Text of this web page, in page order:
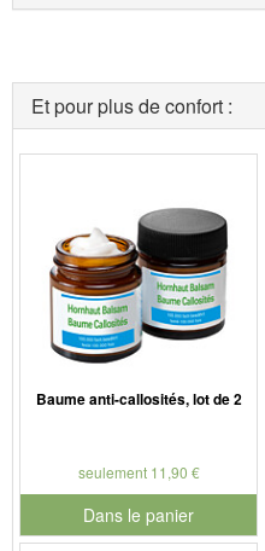
Et pour plus de confort :
Baume anti-callosités, lot de 2
seulement 11,90 €
Dans le panier
pour le numéro de produit